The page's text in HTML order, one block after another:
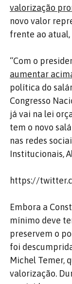
valorização
novo valor
frente ao atual,
“Com o
aumentar
política do
Congresso
já vai na lei
tem o novo
nas redes
Institucionais,
https://
Embora a
mínimo deve
preservem o
foi
Michel Temer,
valorização.